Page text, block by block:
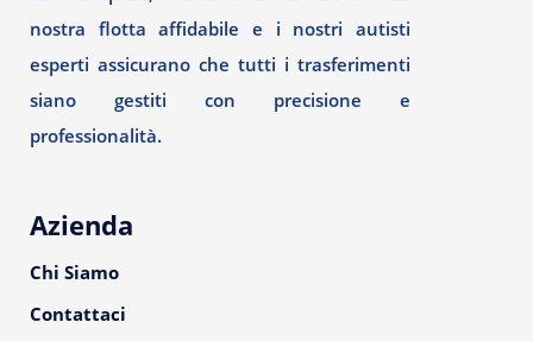
nostra flotta affidabile e i nostri autisti
esperti assicurano che tutti i trasferimenti
siano gestiti con precisione e
professionalità.
Azienda
Chi Siamo
Contattaci